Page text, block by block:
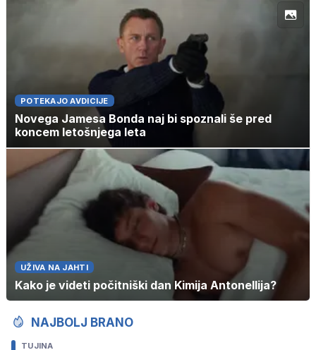
POTEKAJO AVDICIJE
Novega Jamesa Bonda naj bi spoznali še pred
koncem letošnjega leta
UŽIVA NA JAHTI
Kako je videti počitniški dan Kimija Antonellija?
NAJBOLJ BRANO
TUJINA